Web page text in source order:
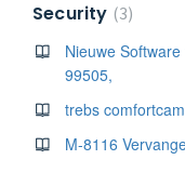
Security 3
Nieuwe
99505,
trebs
M-8116